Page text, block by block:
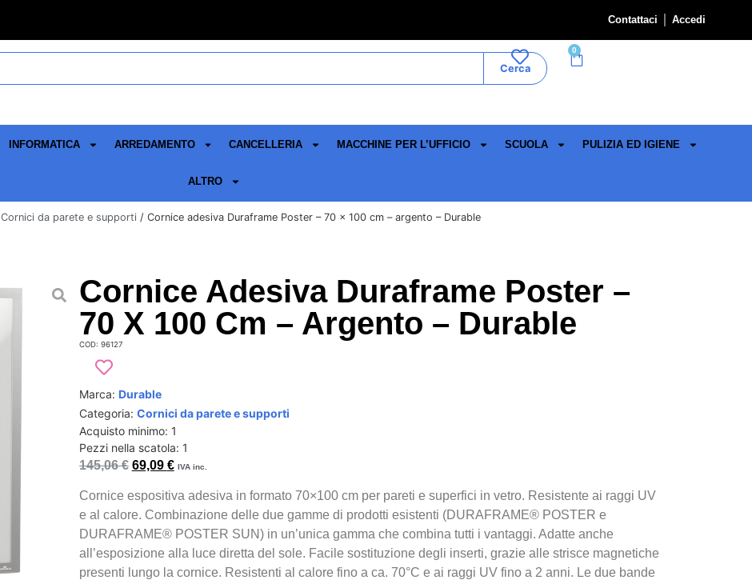
Contattaci Accedi
Cerca
0
INFORMATICA ARREDAMENTO CANCELLERIA MACCHINE PER L’UFFICIO SCUOLA PULIZIA ED IGIENE
ALTRO
Cornici da parete e supporti / Cornice adesiva Duraframe Poster – 70 x 100 cm – argento – Durable
Cornice Adesiva Duraframe Poster –
70 X 100 Cm – Argento – Durable
COD: 96127
Marca: Durable
Categoria: Cornici da parete e supporti
Acquisto minimo: 1
Pezzi nella scatola: 1
145,06€ 69,09 € IVA inc.
Cornice espositiva adesiva in formato 70×100 cm per pareti e superfici in vetro. Resistente ai raggi UV
e al calore. Combinazione delle due gamme di prodotti esistenti (DURAFRAME® POSTER e
DURAFRAME® POSTER SUN) in un’unica gamma che combina tutti i vantaggi. Adatte anche
all’esposizione alla luce diretta del sole. Facile sostituzione degli inserti, grazie alle strisce magnetiche
presenti lungo la cornice. Resistenti al calore fino a ca. 70°C e ai raggi UV fino a 2 anni. Le due bande